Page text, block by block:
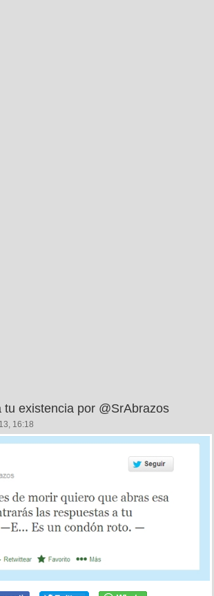
tu existencia por @SrAbrazos
16:18